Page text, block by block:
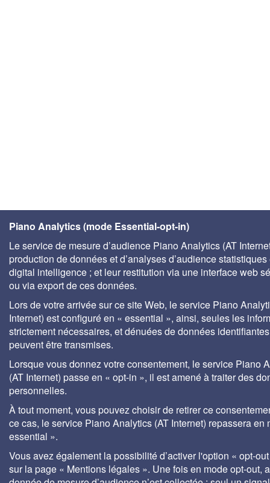
Piano Analytics (mode Essential-opt-in)
Le service de mesure d’audience Piano Analytics (AT
production de données et d’analyses d’audience statistiques
digital intelligence ; et leur restitution via une interface web
ou via export de ces données.
Lors de votre arrivée sur ce site Web, le service Piano
Internet) est configuré en « essential », ainsi, seules les
strictement nécessaires, et dénuées de données
peuvent être transmises.
Lorsque vous donnez votre consentement, le service Piano
(AT Internet) passe en « opt-in », il est amené à traiter des
personnelles.
À tout moment, vous pouvez choisir de retirer ce
ce cas, le service Piano Analytics (AT Internet) repassera en
essential ».
Vous avez également la possibilité d’activer l'option « opt-
sur la page « Mentions légales ». Une fois en mode opt-out,